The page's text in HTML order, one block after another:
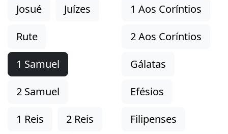
Josué
Juízes
Rute
1 Samuel
2 Samuel
1 Reis
2 Reis
1 Aos Coríntios
2 Aos Coríntios
Gálatas
Efésios
Filipenses